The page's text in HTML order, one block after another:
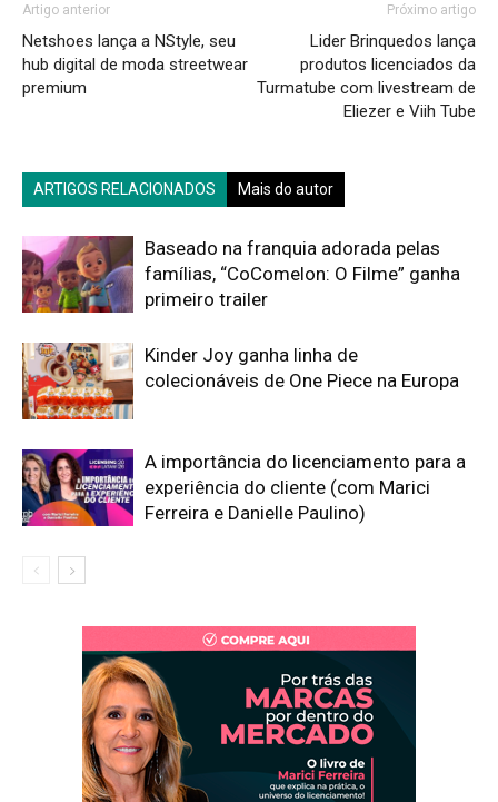
Artigo anterior
Netshoes lança a NStyle, seu
hub digital de moda streetwear
premium
Próximo artigo
Lider Brinquedos lança
produtos licenciados da
Turmatube com livestream de
Eliezer e Viih Tube
ARTIGOS RELACIONADOS Mais do autor
Baseado na franquia adorada pelas
famílias, “CoComelon: O Filme” ganha
primeiro trailer
Kinder Joy ganha linha de
colecionáveis de One Piece na Europa
A importância do licenciamento para a
experiência do cliente (com Marici
Ferreira e Danielle Paulino)